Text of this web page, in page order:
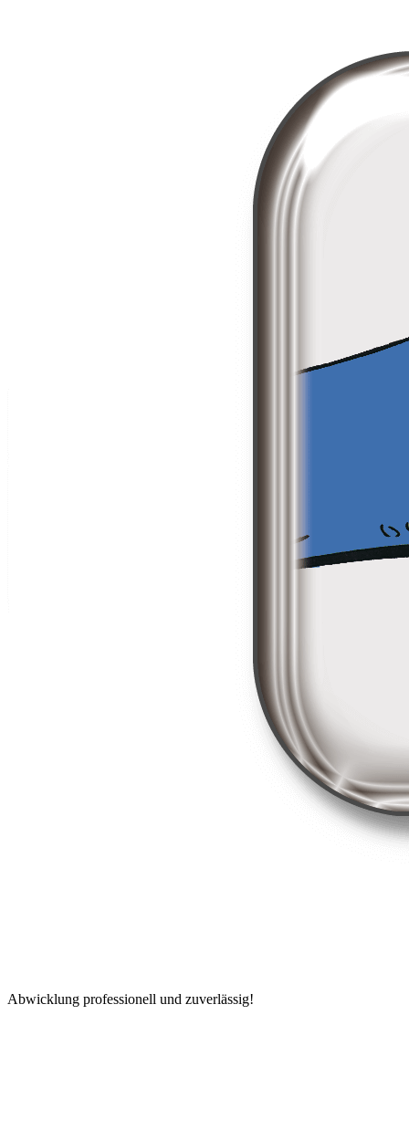
Abwicklung professionell und zuverlässig!